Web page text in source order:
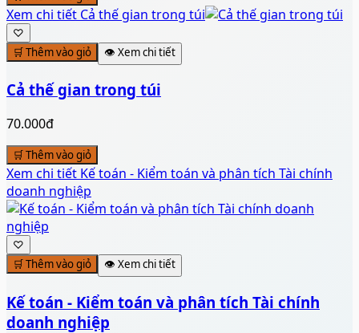
Xem chi tiết Cả thế gian trong túi
♡
🛒 Thêm vào giỏ
👁️ Xem chi tiết
Cả thế gian trong túi
70.000đ
🛒 Thêm vào giỏ
Xem chi tiết Kế toán - Kiểm toán và phân tích Tài chính
doanh nghiệp
♡
🛒 Thêm vào giỏ
👁️ Xem chi tiết
Kế toán - Kiểm toán và phân tích Tài chính
doanh nghiệp